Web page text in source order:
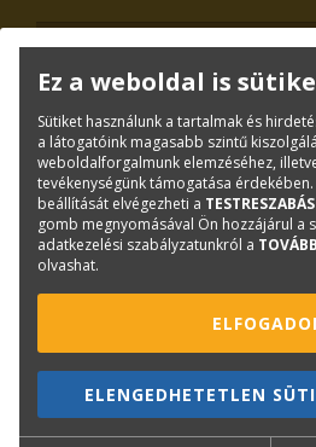
TOVÁBB
Leiratkozás
Kiemelt
Rólunk
Kapcsolat
Ez a weboldal is
Sütiket használunk a tartalmak és
a látogatóink magasabb szintű
weboldalforgalmunk elemzéséhez,
tevékenységünk támogatása
beállítását elvégezheti a TESTRESZABÁS
gomb megnyomásával Ön hozzájárul a
adatkezelési szabályzatunkról a
olvashat.
ELENGEDHETETLEN